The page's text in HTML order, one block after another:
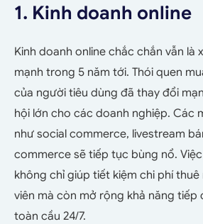
1. Kinh doanh online
Kinh doanh online chắc chắn vẫn là
mạnh trong 5 năm tới. Thói quen
của người tiêu dùng đã thay đổi
hội lớn cho các doanh nghiệp. Các
như social commerce, livestream
commerce sẽ tiếp tục bùng nổ.
không chỉ giúp tiết kiệm chi phí
viên mà còn mở rộng khả năng tiếp
toàn cầu 24/7.